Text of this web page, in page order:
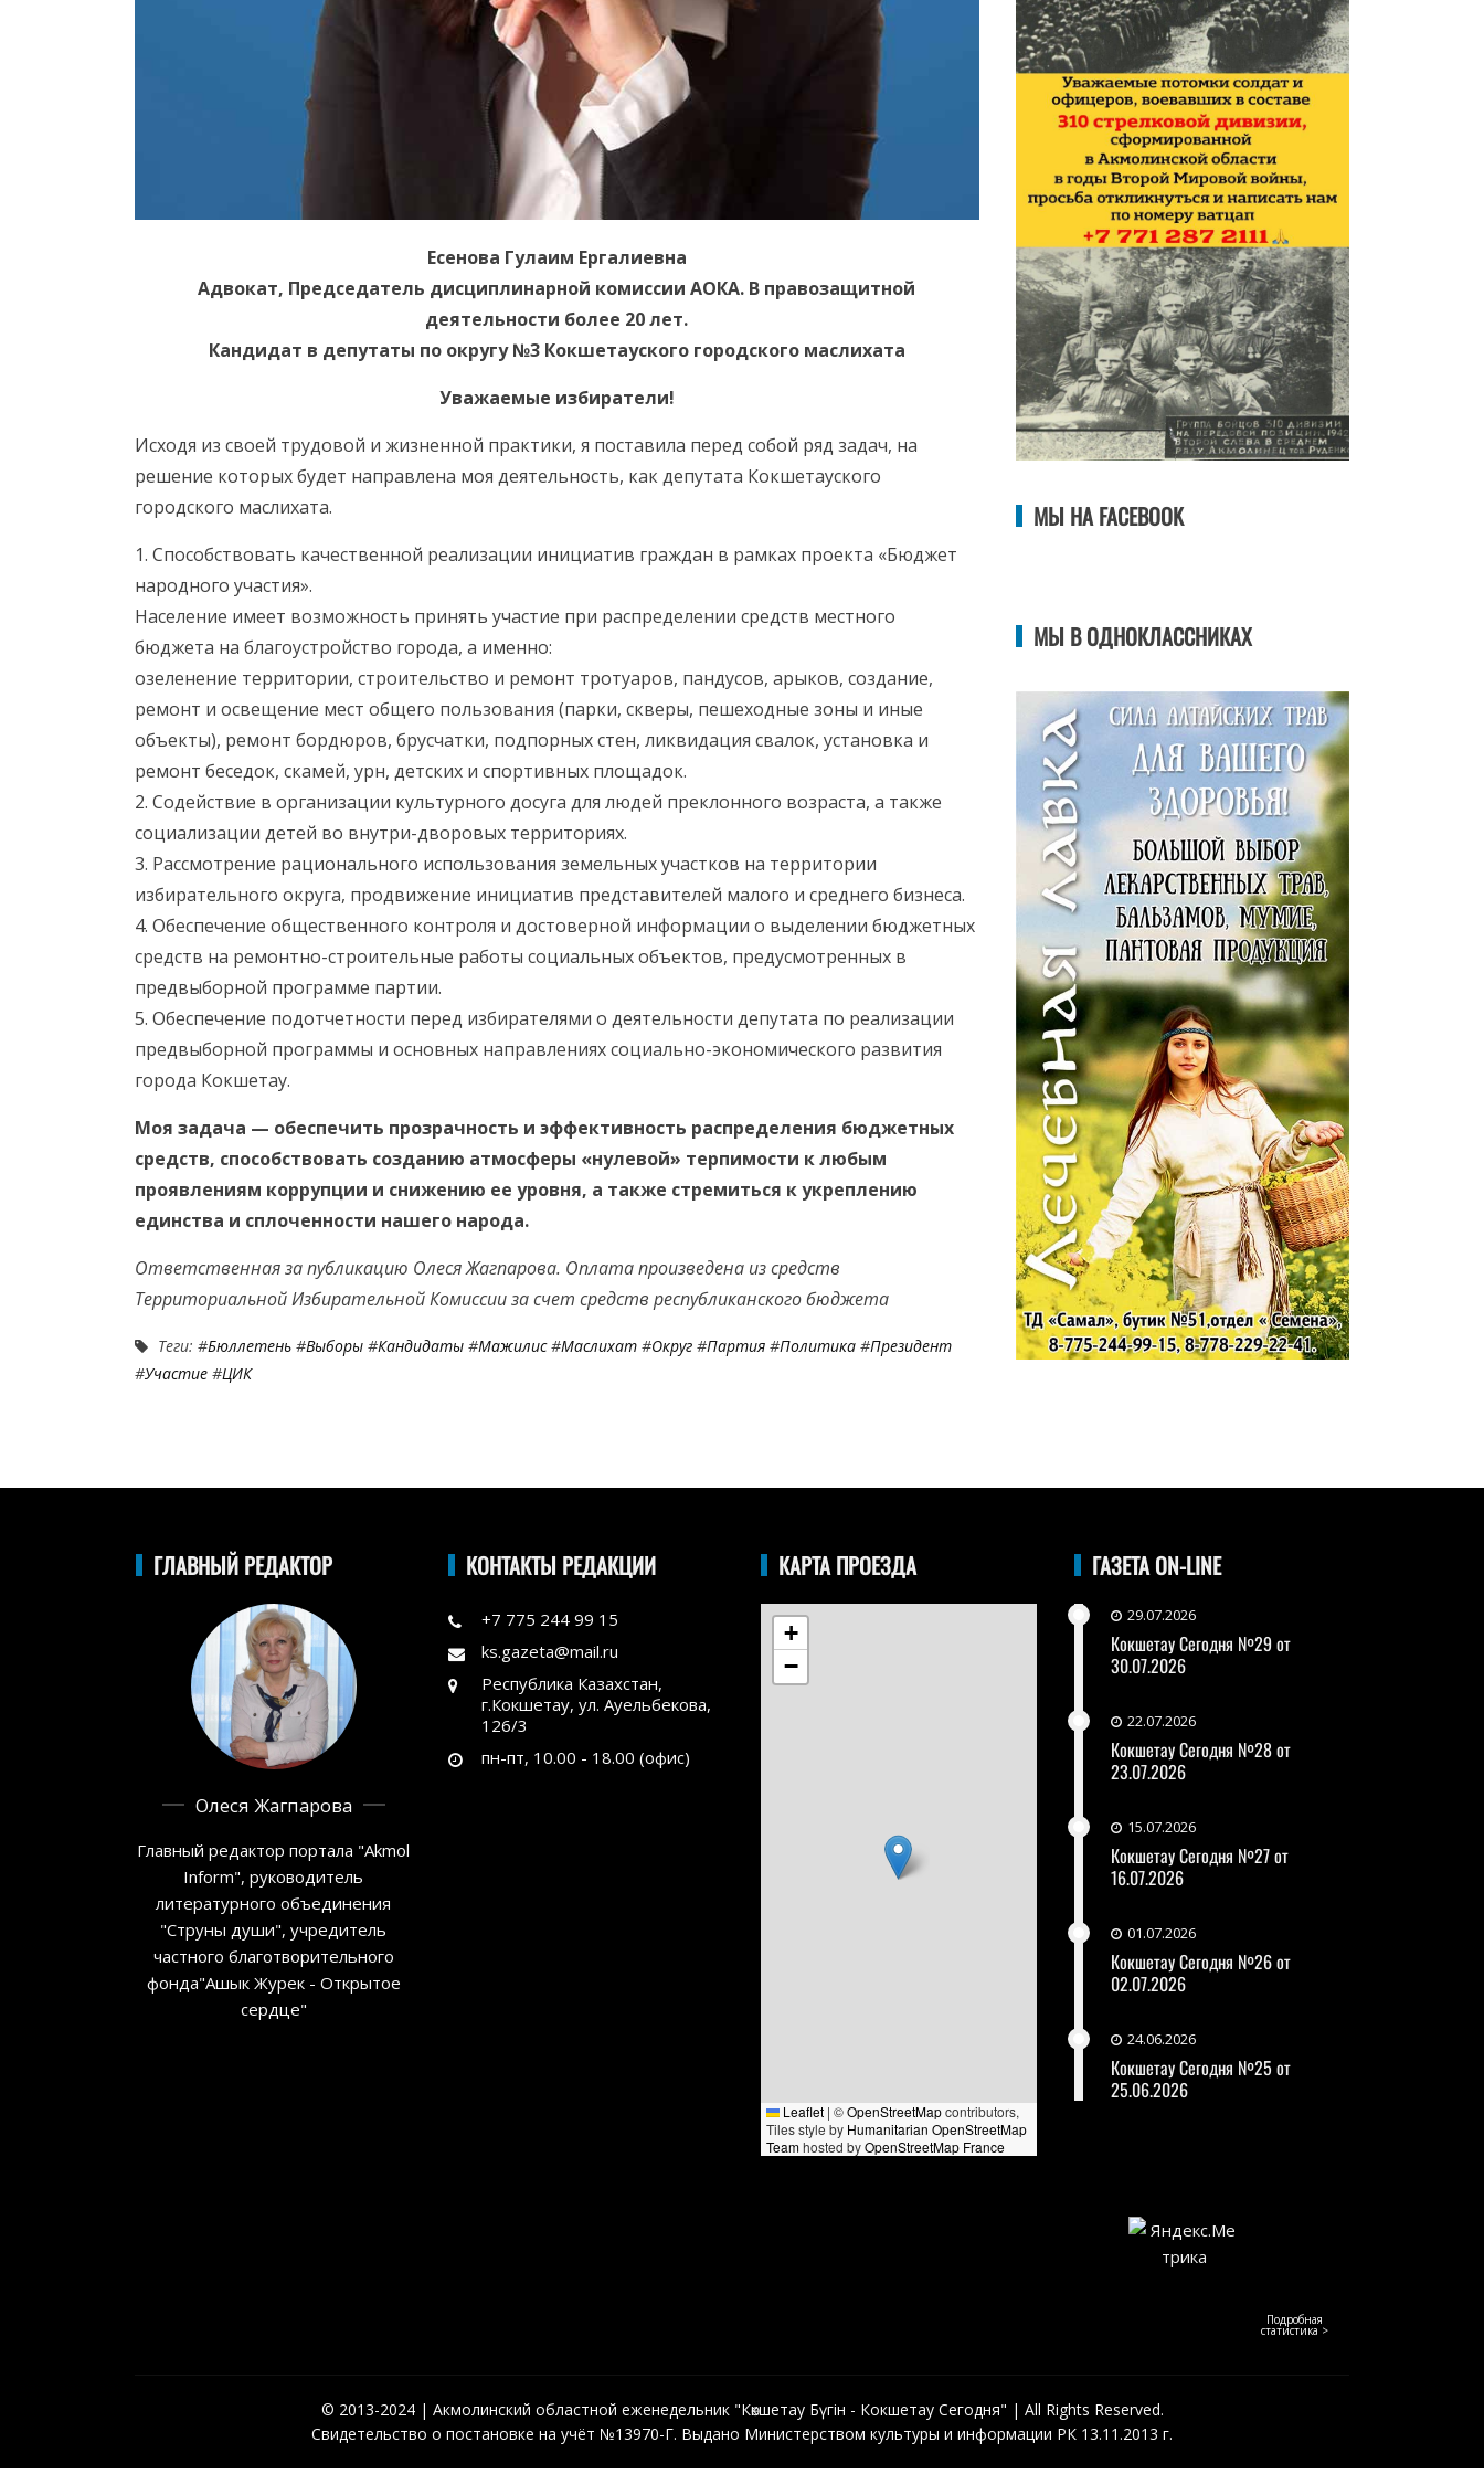
Есенова Гулаим Ергалиевна
Адвокат, Председатель дисциплинарной комиссии АОКА. В правозащитной
деятельности более 20 лет.
Кандидат в депутаты по округу №3 Кокшетауского городского маслихата
Уважаемые избиратели!
Исходя из своей трудовой и жизненной практики, я поставила перед собой ряд задач, на
решение которых будет направлена моя деятельность, как депутата Кокшетауского
городского маслихата.
1. Способствовать качественной реализации инициатив граждан в рамках проекта «Бюджет
народного участия».
Население имеет возможность принять участие при распределении средств местного
бюджета на благоустройство города, а именно:
озеленение территории, строительство и ремонт тротуаров, пандусов, арыков, создание,
ремонт и освещение мест общего пользования (парки, скверы, пешеходные зоны и иные
объекты), ремонт бордюров, брусчатки, подпорных стен, ликвидация свалок, установка и
ремонт беседок, скамей, урн, детских и спортивных площадок.
2. Содействие в организации культурного досуга для людей преклонного возраста, а также
социализации детей во внутри-дворовых территориях.
3. Рассмотрение рационального использования земельных участков на территории
избирательного округа, продвижение инициатив представителей малого и среднего бизнеса.
4. Обеспечение общественного контроля и достоверной информации о выделении бюджетных
средств на ремонтно-строительные работы социальных объектов, предусмотренных в
предвыборной программе партии.
5. Обеспечение подотчетности перед избирателями о деятельности депутата по реализации
предвыборной программы и основных направлениях социально-экономического развития
города Кокшетау.
Моя задача — обеспечить прозрачность и эффективность распределения бюджетных
средств, способствовать созданию атмосферы «нулевой» терпимости к любым
проявлениям коррупции и снижению ее уровня, а также стремиться к укреплению
единства и сплоченности нашего народа.
Ответственная за публикацию Олеся Жагпарова. Оплата произведена из средств
Территориальной Избирательной Комиссии за счет средств республиканского бюджета
Теги: #Бюллетень #Выборы #Кандидаты #Мажилис#Маслихат #Округ #Партия #Политика #Президент
#Участие #ЦИК
МЫ НА FACEBOOK
МЫ В ОДНОКЛАССНИКАХ
ГЛАВНЫЙ РЕДАКТОР
Олеся Жагпарова
Главный редактор портала "Akmol
Inform", руководитель
литературного объединения
"Струны души", учредитель
частного благотворительного
фонда"Ашык Журек - Открытое
сердце"
КОНТАКТЫ РЕДАКЦИИ
+7 775 244 99 15
ks.gazeta@mail.ru
Республика Казахстан,
г.Кокшетау, ул. Ауельбекова,
126/3
пн-пт, 10.00 - 18.00 (офис)
КАРТА ПРОЕЗДА
+
−
Leaflet | ©OpenStreetMapcontributors,
Tiles style by Humanitarian OpenStreetMap
Teamhosted byOpenStreetMap France
ГАЗЕТА ON-LINE
29.07.2026
Кокшетау Сегодня №29 от
30.07.2026
22.07.2026
Кокшетау Сегодня №28 от
23.07.2026
15.07.2026
Кокшетау Сегодня №27 от
16.07.2026
01.07.2026
Кокшетау Сегодня №26 от
02.07.2026
24.06.2026
Кокшетау Сегодня №25 от
25.06.2026
Подробная
статистика >
© 2013-2024 | Акмолинский областной еженедельник "Көкшетау Бүгін - Кокшетау Сегодня" | All Rights Reserved.
Свидетельство о постановке на учёт №13970-Г. Выдано Министерством культуры и информации РК 13.11.2013 г.